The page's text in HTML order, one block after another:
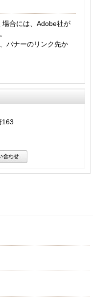
場合には、Adobe社が
バナーのリンク先か
163